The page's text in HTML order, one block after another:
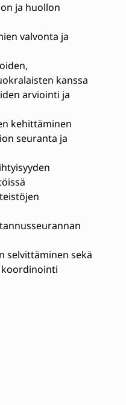
ja huollon
valvonta ja
kanssa
arviointi ja
kehittäminen
seuranta ja
selvittäminen sekä